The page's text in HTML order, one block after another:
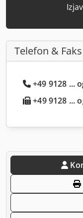
Telefon & Faks
+49 9128 ...
+49 9128 ...